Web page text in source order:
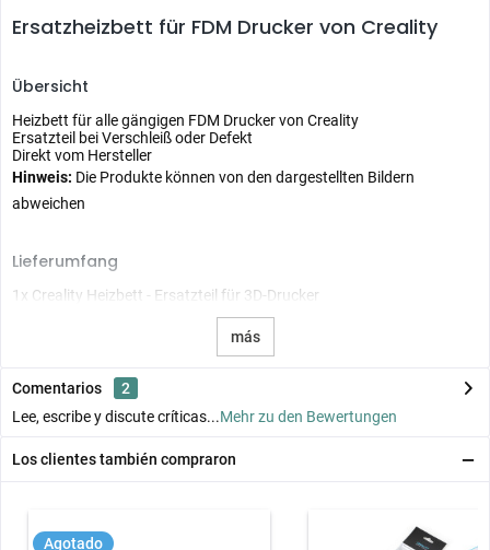
Ersatzheizbett für FDM Drucker von Creality
Übersicht
Heizbett für alle gängigen FDM Drucker von Creality
Ersatzteil bei Verschleiß oder Defekt
Direkt vom Hersteller
Hinweis: Die Produkte können von den dargestellten Bildern
abweichen
Lieferumfang
1x Creality Heizbett - Ersatzteil für 3D-Drucker
más
Comentarios
2
Lee, escribe y discute críticas...Mehr zu den Bewertungen
Los clientes también compraron
Agotado